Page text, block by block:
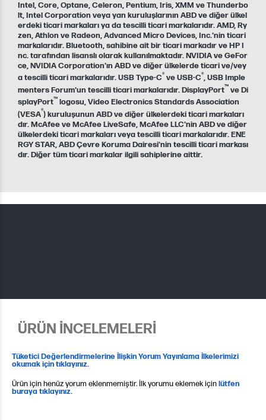
Intel, Core, Optane, Celeron, Pentium, Iris, XMM ve Thunderbo
lt, Intel Corporation veya yan kuruluşlarının ABD ve diğer ülkel
erdeki ticari markaları ya da tescilli ticari markalarıdır. AMD, Ry
zen, Athlon ve Radeon, Advanced Micro Devices, Inc.'nin ticari
markalarıdır. Bluetooth, sahibine ait bir ticari markadır ve HP I
nc. tarafından lisanslı olarak kullanılmaktadır. NVIDIA ve GeFor
ce, NVIDIA Corporation'ın ABD ve diğer ülkelerde ticari ve/vey
a tescilli ticari markalarıdır. USB Type-C® ve USB-C®, USB Imple
menters Forum'un tescilli ticari markalarıdır. DisplayPort™ ve Di
splayPort™ logosu, Video Electronics Standards Association
(VESA®) kuruluşunun ABD ve diğer ülkelerdeki ticari markaları
dır. McAfee ve McAfee LiveSafe, McAfee LLC'nin ABD ve diğer
ülkelerdeki ticari markaları veya tescilli ticari markalarıdır. ENE
RGY STAR, ABD Çevre Koruma Dairesi'nin tescilli ticari markası
dır. Diğer tüm ticari markalar ilgili sahiplerine aittir.
ÜRÜN İNCELEMELERİ
Tüketici Değerlendirmelerine İlişkin Yorum Yayınlama İlkelerimizi
okumak için tıklayınız.
Ürün için henüz yorum eklenmemiştir. İlk yorumu eklemek içinlütfen
buraya tıklayınız.